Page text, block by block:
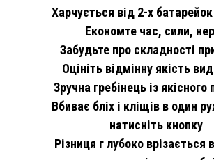
Харчується від 2-х
Економте час, сили,
Забудьте про складності
Оцініть відмінну якість
Зручна гребінець із якісного
Вбиває бліх і кліщів в один
натисніть кнопку
Різниця г лубоко врізається